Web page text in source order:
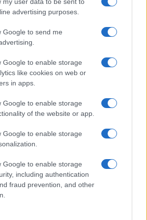
advertising purposes.
Google to send me
Google to enable storage
like cookies on web or
in apps.
Google to enable storage
of the website or app.
Google to enable storage
Google to enable storage
including authentication
fraud prevention, and other
paralizza anche i
assenti fino ad oggi dal
e Clinton in primis. Solo
batte un colpo. È pur vero che è
per giudicare, gli effetti della
si vedranno nel lungo
nel suo primo discorso sullo
al Congresso martedì scorso,
agli americani di avere pazienza.
in Medio Oriente
: se riesce a
l’inflazione crollerebbe e
altre forme di “sconto” sul
se Trump sarà il grande
bianca su tutto il resto. C’è